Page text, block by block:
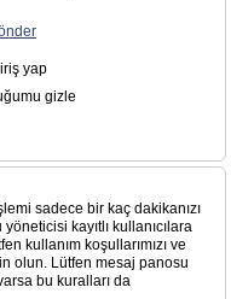
yap
gizle
sadece bir kaç dakikanızı
kayıtlı kullanıcılara
kullanım koşullarımızı ve
olun. Lütfen mesaj panosu
bu kuralları da